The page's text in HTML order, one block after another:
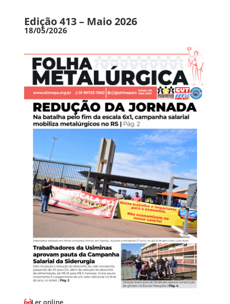
Edição 413 – Maio 2026
18/05/2026
Ler online